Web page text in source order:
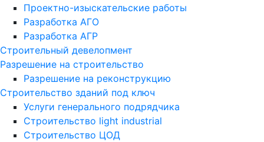
Проектно-изыскательские работы
Разработка АГО
Разработка АГР
Строительный девелопмент
Разрешение на строительство
Разрешение на реконструкцию
Строительство зданий под ключ
Услуги генерального подрядчика
Строительство light industrial
Строительство ЦОД